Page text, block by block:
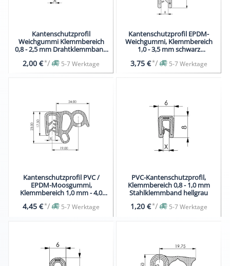
Kantenschutzprofil
Weichgummi Klemmbereich
0,8 - 2,5 mm Drahtklemmband
2,00 €*/ 5-7 Werktage
Kantenschutzprofil EPDM-
Weichgummi, Klemmbereich
1,0 - 3,5 mm schwarz
3,75 €*/ 5-7 Werktage
Kantenschutzprofil PVC /
EPDM-Moosgummi,
Klemmbereich 1,0 mm - 4,0
4,45 €*/ 5-7 Werktage
PVC-Kantenschutzprofil,
Klemmbereich 0,8 - 1,0 mm
Stahlklemmband hellgrau
1,20 €*/ 5-7 Werktage